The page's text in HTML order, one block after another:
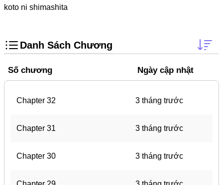
#Trâu Già Gặm Cỏ Non
Smut
Anime
Detective
Trinh Thám
koto ni shimashita
Danh Sách Chương
Số chương Ngày cập nhật
Chapter 32 3 tháng trước
Chapter 31 3 tháng trước
Chapter 30 3 tháng trước